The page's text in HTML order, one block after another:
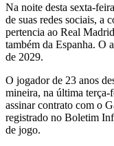
Na noite desta sexta-
de suas redes sociais, a
pertencia ao Real
também da Espanha. O
de 2029.
O jogador de 23 anos
mineira, na última terça-
assinar contrato com o
registrado no Boletim
de jogo.